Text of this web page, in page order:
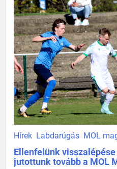
Hírek Labdarúgás MOL
Ellenfelünk
jutottunk tovább a MOL